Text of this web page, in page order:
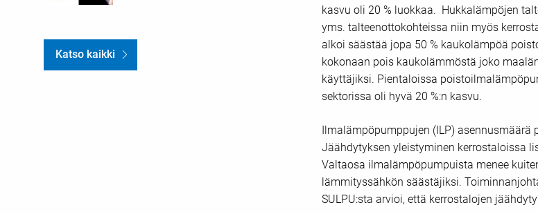
kasvu oli 20 % luokkaa. Hukkalämpöjen
yms. talteenottokohteissa niin myös
alkoi säästää jopa 50 % kaukolämpöä
kokonaan pois kaukolämmöstä joko
käyttäjiksi. Pientaloissa
sektorissa oli hyvä 20 %:n kasvu.
Ilmalämpöpumppujen (ILP) asennusmäärä
Jäähdytyksen yleistyminen kerrostaloissa
Valtaosa ilmalämpöpumpuista menee
lämmityssähkön säästäjiksi.
SULPU:sta arvioi, että kerrostalojen
Katso kaikki